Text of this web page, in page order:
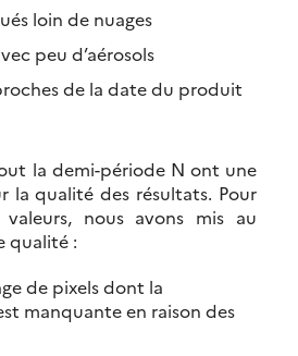
loin de nuages
peu d’aérosols
de la date du produit
la demi-période N ont une
la qualité des résultats. Pour
nous avons mis au
qualité :
de pixels dont la
manquante en raison des